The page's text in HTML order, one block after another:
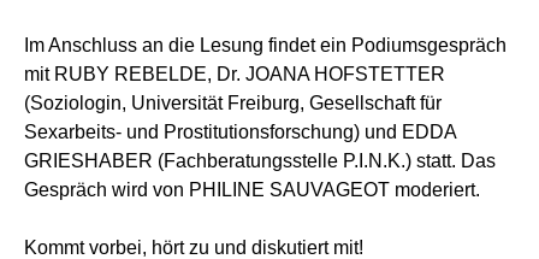
Im Anschluss an die Lesung findet ein Podiumsgespräch
mit RUBY REBELDE, Dr. JOANA HOFSTETTER
(Soziologin, Universität Freiburg, Gesellschaft für
Sexarbeits- und Prostitutionsforschung) und EDDA
GRIESHABER (Fachberatungsstelle P.I.N.K.) statt. Das
Gespräch wird von PHILINE SAUVAGEOT moderiert.
Kommt vorbei, hört zu und diskutiert mit!